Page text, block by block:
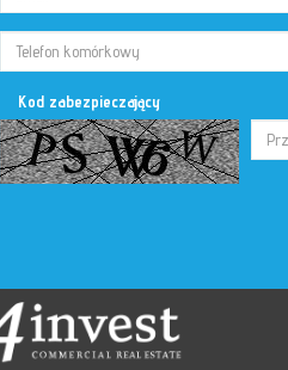
Kod zabezpieczający